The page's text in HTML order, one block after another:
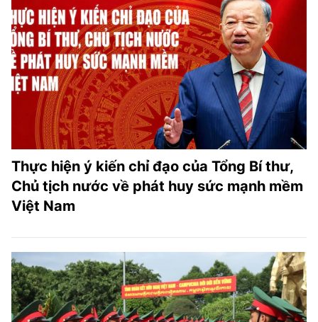
Thực hiện ý kiến chỉ đạo của Tổng Bí thư,
Chủ tịch nước về phát huy sức mạnh mềm
Việt Nam